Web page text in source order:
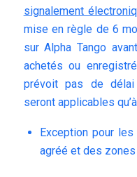
signalement
mise en règle de 6
sur Alpha Tango
achetés ou
prévoit pas de
seront applicables
Exception pour
agréé et des